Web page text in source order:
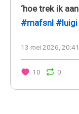
‘hoe trek ik
#mafsnl #luigi
13 mei 2026, 20:41
10 0